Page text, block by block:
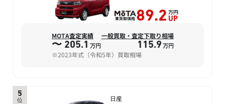
車買取価格89.2 万円
UP
MOTA査定実績
〜 205.1 万円
一般買取・査定下取り相場
115.9 万円
※2023年式（令和5年）買取相場
5
位 日産